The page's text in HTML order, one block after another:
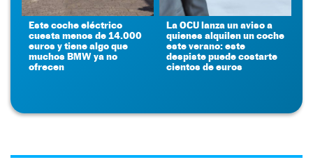
Este coche eléctrico
cuesta menos de 14.000
euros y tiene algo que
muchos BMW ya no
ofrecen
La OCU lanza un aviso a
quienes alquilen un coche
este verano: este
despiste puede costarte
cientos de euros